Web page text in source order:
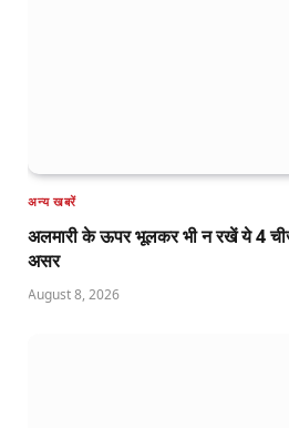
अन्य खबरें
अलमारी के ऊपर भूलकर भी न रखें ये 4
असर
August 8, 2026